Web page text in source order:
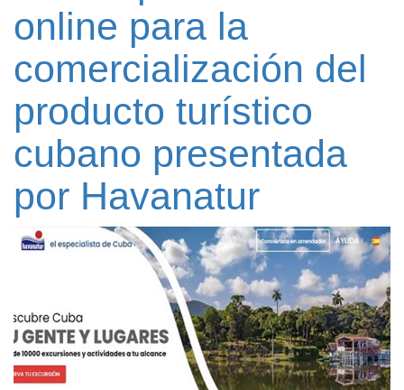
online para la
comercialización del
producto turístico
cubano presentada
por Havanatur